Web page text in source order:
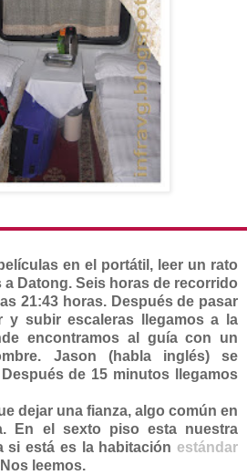
en el portátil, leer un rato
Datong. Seis horas de recorrido
21:43 horas. Después de pasar
y subir escaleras llegamos a la
encontramos al guía con un
Jason (habla inglés) se
de 15 minutos llegamos
dejar una fianza, algo común en
En el sexto piso esta nuestra
si está es la habitación estándar
leemos.